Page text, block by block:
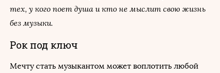
тех, у кого поет душа и кто не мыслит свою жизнь
без музыки.
Рок под ключ
Мечту стать музыкантом может воплотить любой